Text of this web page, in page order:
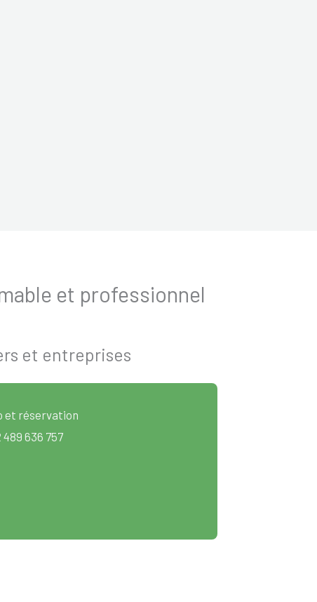
et professionnel
et entreprises
et réservation
489 636 757